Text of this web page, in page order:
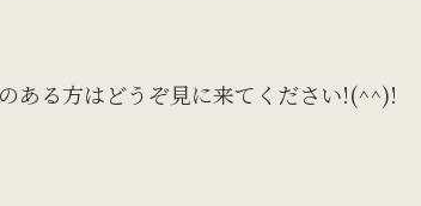
ある方はどうぞ見に来てください!(^^)!